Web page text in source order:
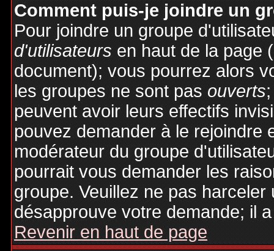
Comment puis-je joindre un
Pour joindre un groupe
d'utilisateursen haut de la page
document); vous pourrez alors
les groupes ne sont pasouverts
peuvent avoir leurs effectifs
pouvez demander à le rejoindre
modérateur du groupe
pourrait vous demander les
groupe. Veuillez ne pas
désapprouve votre demande; il
Revenir en haut de page